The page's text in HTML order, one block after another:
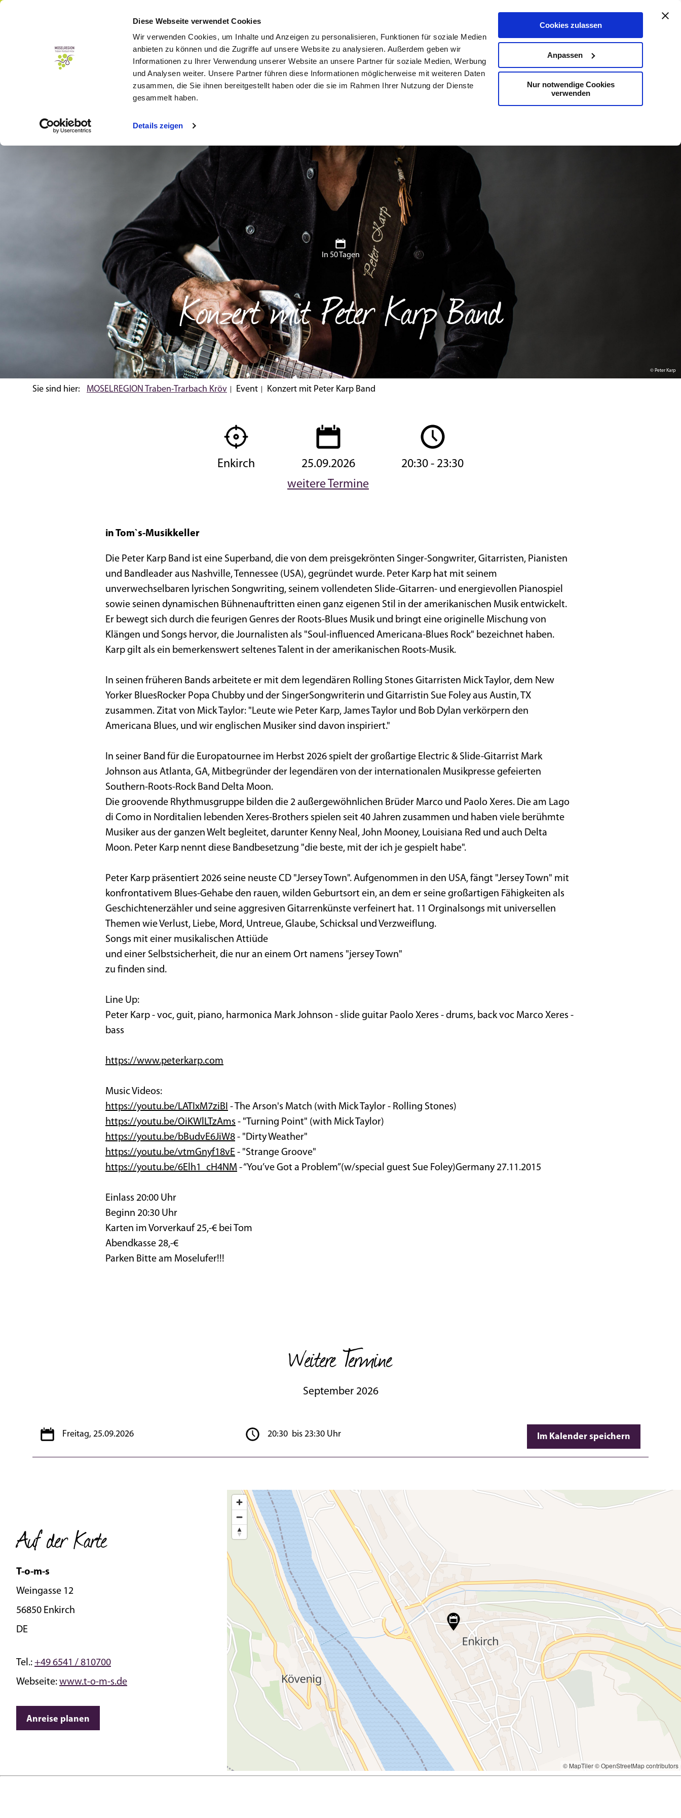
Diese Webseite verwendet Cookies
Wir verwenden Cookies, um Inhalte und Anzeigen zu personalisieren, Funktionen für soziale Medien
anbieten zu können und die Zugriffe auf unsere Website zu analysieren. Außerdem geben wir
Informationen zu Ihrer Verwendung unserer Website an unsere Partner für soziale Medien, Werbung
und Analysen weiter. Unsere Partner führen diese Informationen möglicherweise mit weiteren Daten
zusammen, die Sie ihnen bereitgestellt haben oder die sie im Rahmen Ihrer Nutzung der Dienste
gesammelt haben.
Details zeigen
Cookies zulassen
Anpassen
Nur notwendige Cookies
verwenden
Kontakt Suche De En
© Peter Karp
In 50 Tagen
Konzert mit Peter Karp Band
Sie sind hier: MOSELREGION Traben-Trarbach Kröv Event Konzert mit Peter Karp Band
Enkirch
25.09.2026
weitere Termine
20:30 - 23:30
in Tom`s-Musikkeller
Die Peter Karp Band ist eine Superband, die von dem preisgekrönten Singer-Songwriter, Gitarristen, Pianisten
und Bandleader aus Nashville, Tennessee (USA), gegründet wurde. Peter Karp hat mit seinem
unverwechselbaren lyrischen Songwriting, seinem vollendeten Slide-Gitarren- und energievollen Pianospiel
sowie seinen dynamischen Bühnenauftritten einen ganz eigenen Stil in der amerikanischen Musik entwickelt.
Er bewegt sich durch die feurigen Genres der Roots-Blues Musik und bringt eine originelle Mischung von
Klängen und Songs hervor, die Journalisten als "Soul-influenced Americana-Blues Rock" bezeichnet haben.
Karp gilt als ein bemerkenswert seltenes Talent in der amerikanischen Roots-Musik.
In seinen früheren Bands arbeitete er mit dem legendären Rolling Stones Gitarristen Mick Taylor, dem New
Yorker BluesRocker Popa Chubby und der SingerSongwriterin und Gitarristin Sue Foley aus Austin, TX
zusammen. Zitat von Mick Taylor: "Leute wie Peter Karp, James Taylor und Bob Dylan verkörpern den
Americana Blues, und wir englischen Musiker sind davon inspiriert."
In seiner Band für die Europatournee im Herbst 2026 spielt der großartige Electric & Slide-Gitarrist Mark
Johnson aus Atlanta, GA, Mitbegründer der legendären von der internationalen Musikpresse gefeierten
Southern-Roots-Rock Band Delta Moon.
Die groovende Rhythmusgruppe bilden die 2 außergewöhnlichen Brüder Marco und Paolo Xeres. Die am Lago
di Como in Norditalien lebenden Xeres-Brothers spielen seit 40 Jahren zusammen und haben viele berühmte
Musiker aus der ganzen Welt begleitet, darunter Kenny Neal, John Mooney, Louisiana Red und auch Delta
Moon. Peter Karp nennt diese Bandbesetzung "die beste, mit der ich je gespielt habe".
Peter Karp präsentiert 2026 seine neuste CD "Jersey Town". Aufgenommen in den USA, fängt "Jersey Town" mit
konfrontativem Blues-Gehabe den rauen, wilden Geburtsort ein, an dem er seine großartigen Fähigkeiten als
Geschichtenerzähler und seine aggresiven Gitarrenkünste verfeinert hat. 11 Orginalsongs mit universellen
Themen wie Verlust, Liebe, Mord, Untreue, Glaube, Schicksal und Verzweiflung.
Songs mit einer musikalischen Attiüde
und einer Selbstsicherheit, die nur an einem Ort namens "jersey Town"
zu finden sind.
Line Up:
Peter Karp - voc, guit, piano, harmonica Mark Johnson - slide guitar Paolo Xeres - drums, back voc Marco Xeres -
bass
https://www.peterkarp.com
Music Videos:
https://youtu.be/LATIxM7ziBI - The Arson's Match (with Mick Taylor - Rolling Stones)
https://youtu.be/OiKWlLTzAms - "Turning Point" (with Mick Taylor)
https://youtu.be/bBudvE6JiW8 - "Dirty Weather"
https://youtu.be/vtmGnyf18vE - "Strange Groove"
https://youtu.be/6Elh1_cH4NM - “You’ve Got a Problem”(w/special guest Sue Foley)Germany 27.11.2015
Einlass 20:00 Uhr
Beginn 20:30 Uhr
Karten im Vorverkauf 25,-€ bei Tom
Abendkasse 28,-€
Parken Bitte am Moselufer!!!
Weitere Termine
September 2026
Freitag, 25.09.2026 20:30 bis 23:30 Uhr Im Kalender speichern
Auf der Karte
T-o-m-s
Weingasse 12
56850 Enkirch
DE
Tel.: +49 6541 / 810700
Webseite: www.t-o-m-s.de
Anreise planen
© MapTiler© OpenStreetMap contributors